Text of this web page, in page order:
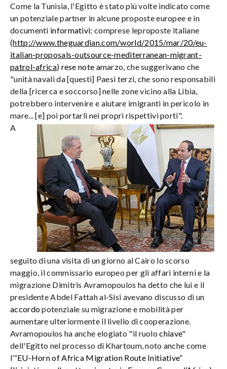
Come la Tunisia, l'Egitto è stato più volte indicato come
un potenziale partner in alcune proposte europee e in
documenti informativi; comprese leproposte italiane
(http://www.theguardian.com/world/2015/mar/20/eu-
italian-proposals-outsource-mediterranean-migrant-
patrol-africa) rese note amarzo, che suggerivano che
"unità navali da [questi] Paesi terzi, che sono responsabili
della [ricerca e soccorso] nelle zone vicino alla Libia,
potrebbero intervenire e aiutare imigranti in pericolo in
mare...[e] poi portarli nei propri rispettivi porti".
A
seguito di una visita di un giorno al Cairo lo scorso
maggio, il commissario europeo per gli affari interni e la
migrazione Dimitris Avramopoulos ha detto che lui e il
presidente Abdel Fattah al-Sisi avevano discusso di un
accordopotenziale su migrazione e mobilità per
aumentare ulteriormente il livello di cooperazione.
Avramopoulos ha anche elogiato "il ruolochiave"
dell'Egitto nel processo di Khartoum, noto anche come
l’“EU-Horn of Africa Migration Route Initiative”